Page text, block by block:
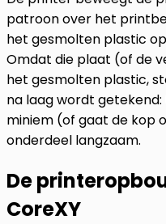
patroon over het
het gesmolten plastic
Omdat die plaat (of de
het gesmolten plastic,
na laag wordt
miniem (of gaat de kop
onderdeel langzaam.
De
CoreXY